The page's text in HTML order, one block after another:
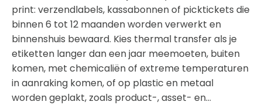
print: verzendlabels, kassabonnen of picktickets die
binnen 6 tot 12 maanden worden verwerkt en
binnenshuis bewaard. Kies thermal transfer als je
etiketten langer dan een jaar meemoeten, buiten
komen, met chemicaliën of extreme temperaturen
in aanraking komen, of op plastic en metaal
worden geplakt, zoals product-, asset- en…